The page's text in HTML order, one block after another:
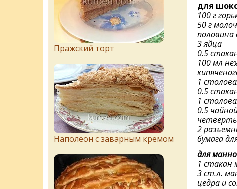
для
100 г
50 г
половина
3 яйца
0.5
100 мл
1
0.5
1
0.5
2
бумага
для
1 стакан
3 ст.л.
цедра и
Пражский торт
Наполеон с заварным кремом